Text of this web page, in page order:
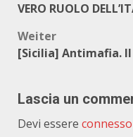
VERO RUOLO
Weiter
[Sicilia] Antimafia. Il
Lascia un
Devi essere connesso